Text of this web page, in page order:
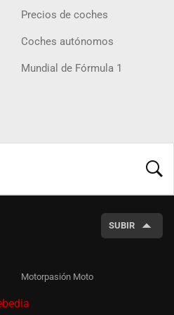
Precios de coches
Coches autónomos
Mundial de Fórmula 1
SUBIR
Motorpasión Moto